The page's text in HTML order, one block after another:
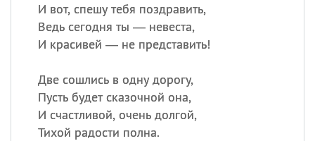
И вот, спешу тебя поздравить,
Ведь сегодня ты — невеста,
И красивей — не представить!
Две сошлись в одну дорогу,
Пусть будет сказочной она,
И счастливой, очень долгой,
Тихой радости полна.